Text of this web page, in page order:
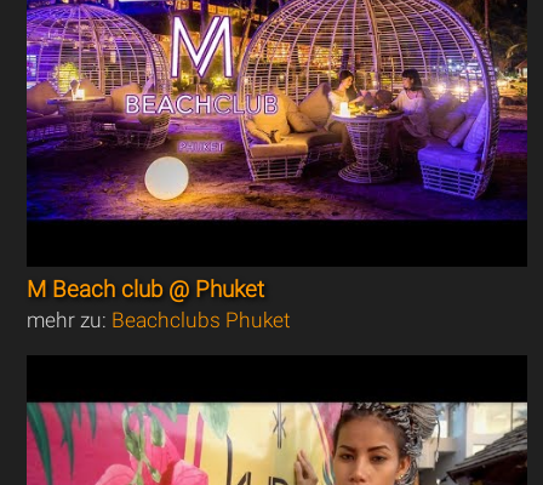
M Beach club @ Phuket
mehr zu: Beachclubs Phuket